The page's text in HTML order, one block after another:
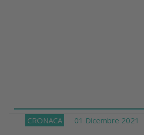
CRONACA 01 Dicembre 2021